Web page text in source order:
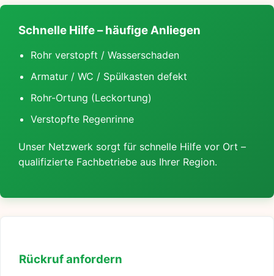
Schnelle Hilfe – häufige Anliegen
Rohr verstopft / Wasserschaden
Armatur / WC / Spülkasten defekt
Rohr-Ortung (Leckortung)
Verstopfte Regenrinne
Unser Netzwerk sorgt für schnelle Hilfe vor Ort –
qualifizierte Fachbetriebe aus Ihrer Region.
Rückruf anfordern